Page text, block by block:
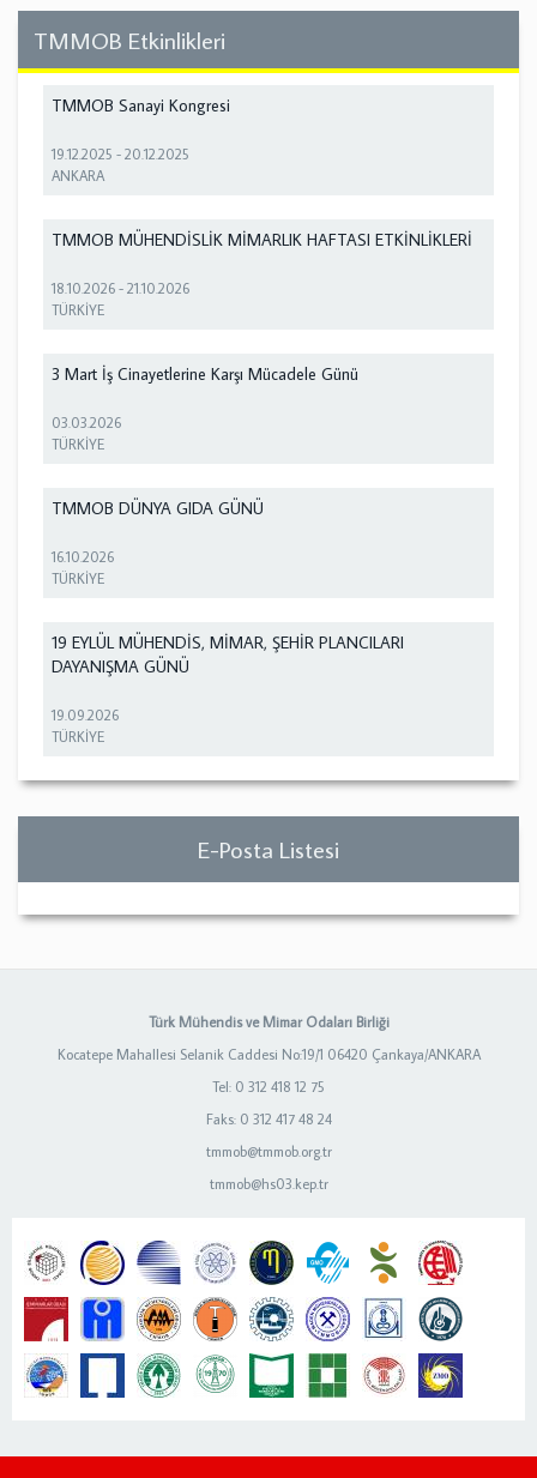
TMMOB Etkinlikleri
TMMOB Sanayi Kongresi
19.12.2025 -20.12.2025
ANKARA
TMMOB MÜHENDİSLİK MİMARLIK HAFTASI ETKİNLİKLERİ
18.10.2026 -21.10.2026
TÜRKİYE
3 Mart İş Cinayetlerine Karşı Mücadele Günü
03.03.2026
TÜRKİYE
TMMOB DÜNYA GIDA GÜNÜ
16.10.2026
TÜRKİYE
19 EYLÜL MÜHENDİS, MİMAR, ŞEHİR PLANCILARI
DAYANIŞMA GÜNÜ
19.09.2026
TÜRKİYE
E-Posta Listesi
Türk Mühendis ve Mimar Odaları Birliği
Kocatepe Mahallesi Selanik Caddesi No:19/1 06420 Çankaya/ANKARA
Tel: 0 312 418 12 75
Faks: 0 312 417 48 24
tmmob@tmmob.org.tr
tmmob@hs03.kep.tr